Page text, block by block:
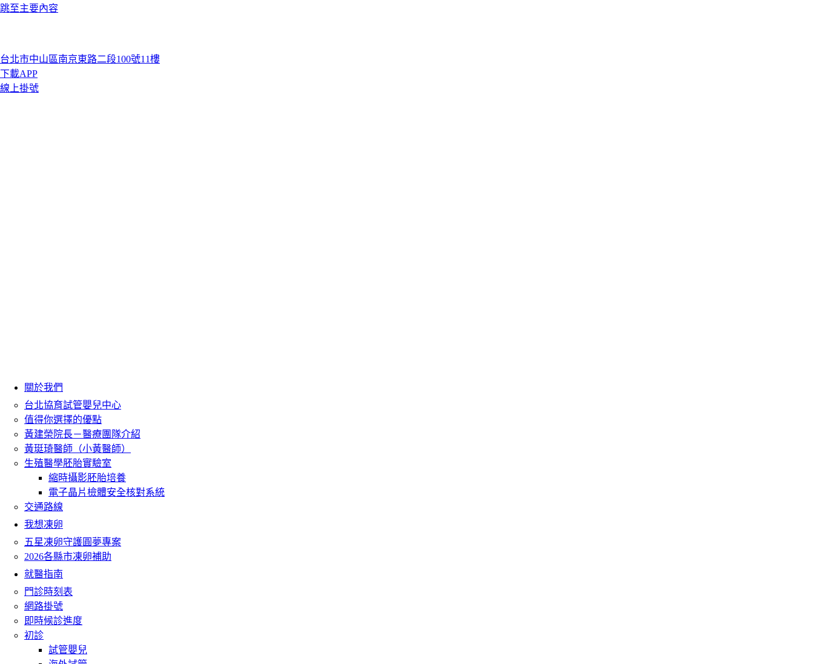
跳至主要內容
台北市中山區南京東路二段100號11樓
下載APP
線上掛號
關於我們
台北協育試管嬰兒中心
值得你選擇的優點
黃建榮院長－醫療團隊介紹
黃珽琦醫師（小黃醫師）
生殖醫學胚胎實驗室
縮時攝影胚胎培養
電子晶片檢體安全核對系統
交通路線
我想凍卵
五星凍卵守護圓夢專案
2026各縣市凍卵補助
就醫指南
門診時刻表
網路掛號
即時候診進度
初診
試管嬰兒